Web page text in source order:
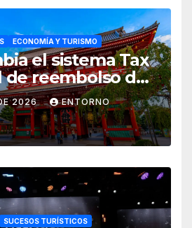
ECONOMÍA Y TURISMO
el sistema Tax
de reembolso de
noviembre
2026 ENTORNO
SUCESOS TURÍSTICOS